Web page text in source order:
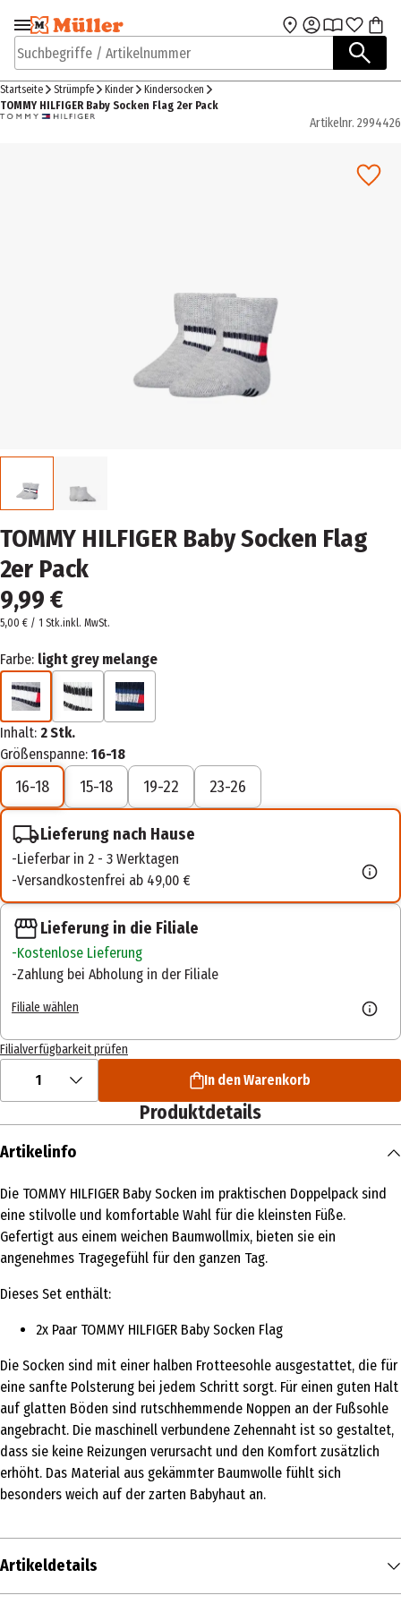
Zur Navigation
springen
Zum Hauptinhalt
Suchbegriffe / Artikelnummer
Startseite Strümpfe Kinder
Kindersocken
TOMMY HILFIGER Baby Socken Flag 2er Pack
Artikelnr. 2994426
TOMMY HILFIGER Baby Socken Flag
2er Pack
9,99 €
5,00 € / 1 Stk.inkl. MwSt.
Farbe: light grey melange
Inhalt: 2 Stk.
Größenspanne: 16-18
16-18 15-18 19-22 23-26
Lieferung nach Hause
Lieferbar in 2 - 3 Werktagen
Versandkostenfrei ab 49,00 €
Lieferung in die Filiale
Kostenlose Lieferung
Zahlung bei Abholung in der Filiale
Filiale wählen
Filialverfügbarkeit prüfen
1 In den Warenkorb
Produktdetails
Artikelinfo
Die TOMMY HILFIGER Baby Socken im praktischen Doppelpack sind
eine stilvolle und komfortable Wahl für die kleinsten Füße.
Gefertigt aus einem weichen Baumwollmix, bieten sie ein
angenehmes Tragegefühl für den ganzen Tag.
Dieses Set enthält:
2x Paar TOMMY HILFIGER Baby Socken Flag
Die Socken sind mit einer halben Frotteesohle ausgestattet, die für
eine sanfte Polsterung bei jedem Schritt sorgt. Für einen guten Halt
auf glatten Böden sind rutschhemmende Noppen an der Fußsohle
angebracht. Die maschinell verbundene Zehennaht ist so gestaltet,
dass sie keine Reizungen verursacht und den Komfort zusätzlich
erhöht. Das Material aus gekämmter Baumwolle fühlt sich
besonders weich auf der zarten Babyhaut an.
Artikeldetails